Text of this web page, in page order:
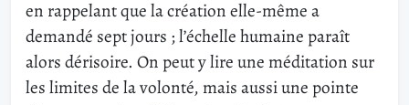
en rappelant que la création elle-même a
demandé sept jours ; l’échelle humaine paraît
alors dérisoire. On peut y lire une méditation sur
les limites de la volonté, mais aussi une pointe